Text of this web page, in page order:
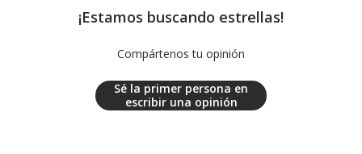
¡Estamos buscando estrellas!
Compártenos tu opinión
Sé la primer persona en
escribir una opinión